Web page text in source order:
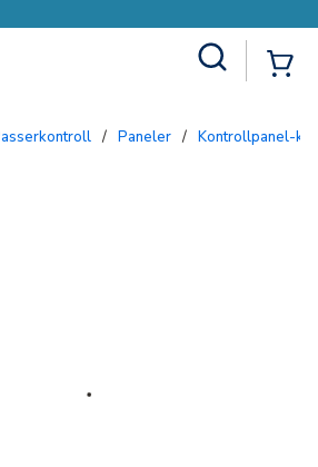
Passerkontroll / Paneler / Kontrollpanel-kit